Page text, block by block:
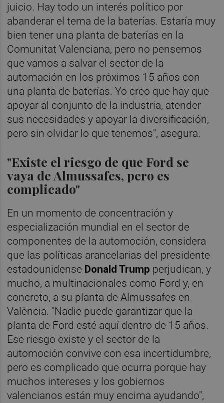
juicio. Hay todo un interés político por
abanderar el tema de la baterías. Estaría muy
bien tener una planta de baterías en la
Comunitat Valenciana, pero no pensemos
que vamos a salvar el sector de la
automación en los próximos 15 años con
una planta de baterías. Yo creo que hay que
apoyar al conjunto de la industria, atender
sus necesidades y apoyar la diversificación,
pero sin olvidar lo que tenemos", asegura.
"Existe el riesgo de que Ford se
vaya de Almussafes, pero es
complicado"
En un momento de concentración y
especialización mundial en el sector de
componentes de la automoción, considera
que las políticas arancelarias del presidente
estadounidense Donald Trump perjudican, y
mucho, a multinacionales como Ford y, en
concreto, a su planta de Almussafes en
València. "Nadie puede garantizar que la
planta de Ford esté aquí dentro de 15 años.
Ese riesgo existe y el sector de la
automoción convive con esa incertidumbre,
pero es complicado que ocurra porque hay
muchos intereses y los gobiernos
valencianos están muy encima ayudando",